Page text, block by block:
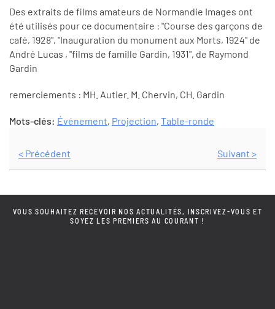
Des extraits de films amateurs de Normandie Images ont
été utilisés pour ce documentaire : "Course des garçons de
café, 1928", "Inauguration du monument aux Morts, 1924" de
André Lucas , "films de famille Gardin, 1931", de Raymond
Gardin
remerciements : MH. Autier. M. Chervin, CH. Gardin
Mots-clés: Événement, Projection, Table-ronde
< Précédent Suivant >
VOUS SOUHAITEZ RECEVOIR NOS ACTUALITÉS, INSCRIVEZ-VOUS ET
SOYEZ LES PREMIERS AU COURANT !